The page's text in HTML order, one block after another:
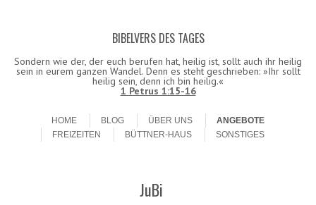
BIBELVERS DES TAGES
Sondern wie der, der euch berufen hat, heilig ist, sollt auch ihr heilig
sein in eurem ganzen Wandel. Denn es steht geschrieben: »Ihr sollt
heilig sein, denn ich bin heilig.«
1 Petrus 1:15-16
HOME
BLOG ÜBER UNS
ANGEBOTE
FREIZEITEN
BÜTTNER-HAUS SONSTIGES
JuBi
Datenschutzerklärung! Ok